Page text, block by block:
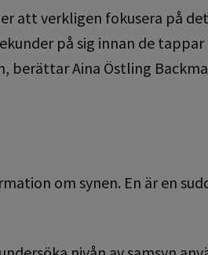
att verkligen fokusera på det
på sig innan de tappar
berättar Aina Östling
om synen. En är en